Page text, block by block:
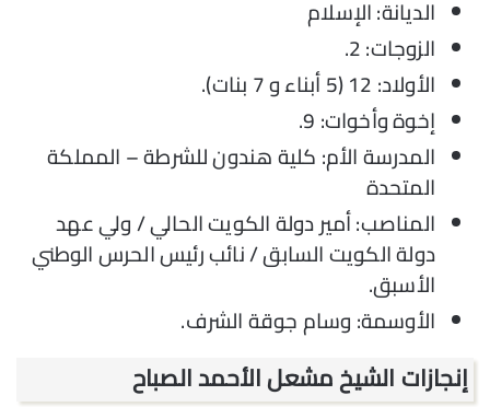
الديانة: الإسلام
الزوجات: 2.
الأولاد: 12 (5 أبناء و 7 بنات).
إخوة وأخوات: 9.
المدرسة الأم: كلية هندون للشرطة – المملكة
المتحدة
المناصب: أمير دولة الكويت الحالي / ولي عهد
دولة الكويت السابق / نائب رئيس الحرس الوطني
الأسبق.
الأوسمة: وسام جوقة الشرف.
إنجازات الشيخ مشعل الأحمد الصباح